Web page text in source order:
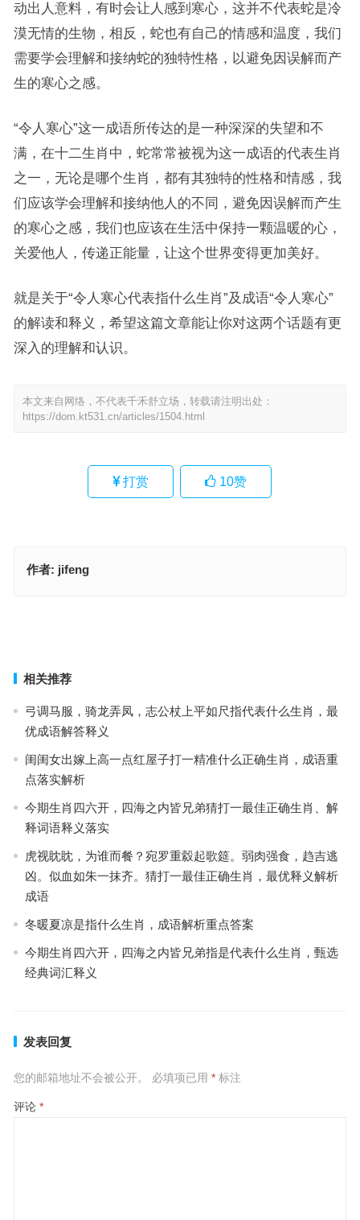
动出人意料，有时会让人感到寒心，这并不代表蛇是冷
漠无情的生物，相反，蛇也有自己的情感和温度，我们
需要学会理解和接纳蛇的独特性格，以避免因误解而产
生的寒心之感。
“令人寒心”这一成语所传达的是一种深深的失望和不
满，在十二生肖中，蛇常常被视为这一成语的代表生肖
之一，无论是哪个生肖，都有其独特的性格和情感，我
们应该学会理解和接纳他人的不同，避免因误解而产生
的寒心之感，我们也应该在生活中保持一颗温暖的心，
关爱他人，传递正能量，让这个世界变得更加美好。
就是关于“令人寒心代表指什么生肖”及成语“令人寒心”
的解读和释义，希望这篇文章能让你对这两个话题有更
深入的理解和认识。
本文来自网络，不代表千禾舒立场，转载请注明出处：
https://dom.kt531.cn/articles/1504.html
打赏 10赞
作者: jifeng
相关推荐
弓调马服，骑龙弄凤，志公杖上平如尺指代表什么生肖，最
优成语解答释义
闺闺女出嫁上高一点红屋子打一精准什么正确生肖，成语重
点落实解析
今期生肖四六开，四海之内皆兄弟猜打一最佳正确生肖、解
释词语释义落实
虎视眈眈，为谁而餐？宛罗重縠起歌筵。弱肉强食，趋吉逃
凶。似血如朱一抹齐。猜打一最佳正确生肖，最优释义解析
成语
冬暖夏凉是指什么生肖，成语解析重点答案
今期生肖四六开，四海之内皆兄弟指是代表什么生肖，甄选
经典词汇释义
发表回复
您的邮箱地址不会被公开。 必填项已用 *标注
评论 *